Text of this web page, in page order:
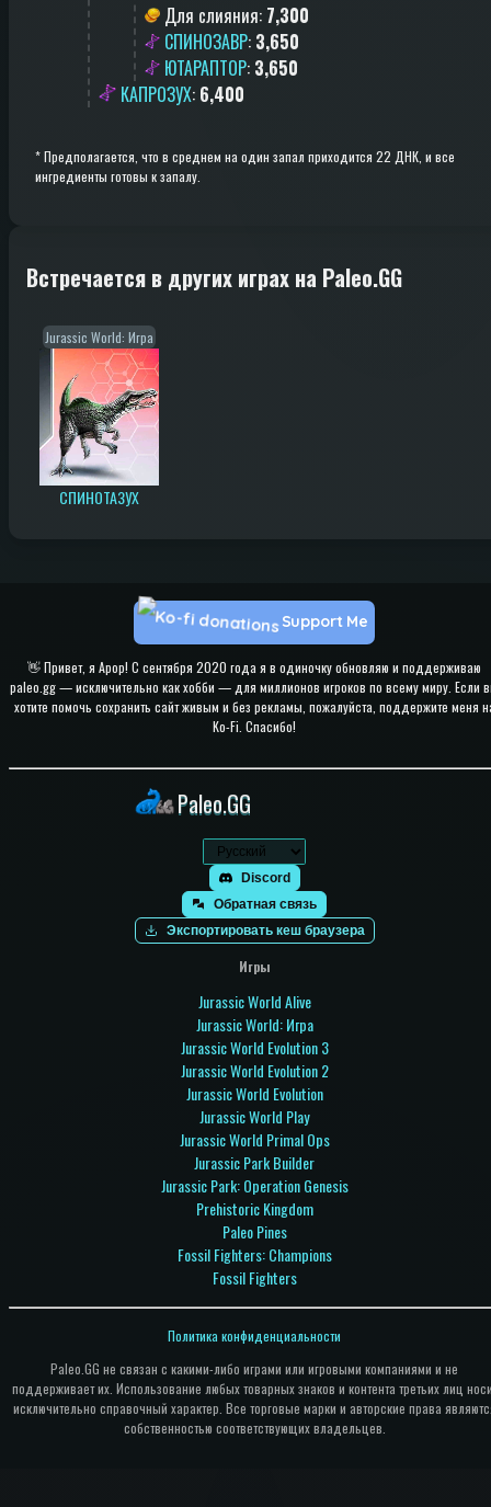
Для слияния: 7,300
СПИНОЗАВР: 3,650
ЮТАРАПТОР: 3,650
КАПРОЗУХ: 6,400
*Предполагается, что в среднем на один запал приходится 22 ДНК, и все
ингредиенты готовы к запалу.
Встречается в других играх на Paleo.GG
Jurassic World: Игра
СПИНОТАЗУХ
👋 Привет, я Apop! С сентября 2020 года я в одиночку обновляю и поддерживаю
paleo.gg — исключительно как хобби — для миллионов игроков по всему миру. Если
хотите помочь сохранить сайт живым и без рекламы, пожалуйста, поддержите меня
Ko-Fi. Спасибо!
Support Me
Paleo.GG
Discord
Обратная связь
Экспортировать кеш браузера
Игры
Jurassic World Alive
Jurassic World: Игра
Jurassic World Evolution 3
Jurassic World Evolution 2
Jurassic World Evolution
Jurassic World Play
Jurassic World Primal Ops
Jurassic Park Builder
Jurassic Park: Operation Genesis
Prehistoric Kingdom
Paleo Pines
Fossil Fighters: Champions
Fossil Fighters
Paleo.GG не связан с какими-либо играми или игровыми компаниями и не
поддерживает их. Использование любых товарных знаков и контента третьих лиц
исключительно справочный характер. Все торговые марки и авторские права
собственностью соответствующих владельцев.
Политика конфиденциальности